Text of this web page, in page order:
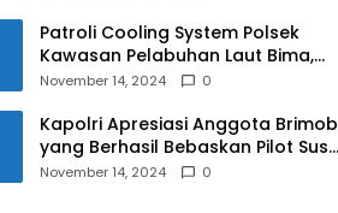
Patroli Cooling System Polsek
Kawasan Pelabuhan Laut Bima,
Ciptakan Pilkada Serentak 2024
November 14, 2024 0
Kapolri Apresiasi Anggota Brimob
yang Berhasil Bebaskan Pilot Susi
Air Korban Penyanderaan KKB
November 14, 2024 0